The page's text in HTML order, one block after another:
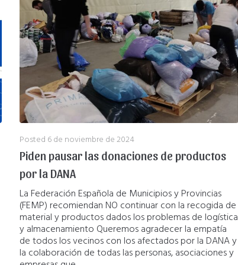
Posted 6 de noviembre de 2024
Piden pausar las donaciones de productos
por la DANA
La Federación Española de Municipios y Provincias
(FEMP) recomiendan NO continuar con la recogida de
material y productos dados los problemas de logística
y almacenamiento Queremos agradecer la empatía
de todos los vecinos con los afectados por la DANA y
la colaboración de todas las personas, asociaciones y